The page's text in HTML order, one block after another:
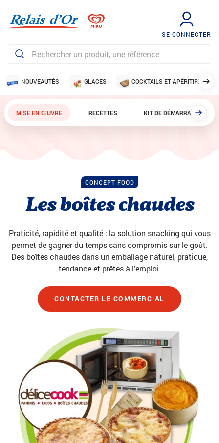
SE CONNECTER
NOUVEAUTÉS GLACES COCKTAILS ET APÉRITIFS
CONCEPT FOOD
Les boîtes chaudes
Praticité, rapidité et qualité : la solution snacking qui vous
permet de gagner du temps sans compromis sur le goût.
Des boîtes chaudes dans un emballage naturel, pratique,
tendance et prêtes à l'emploi.
CONTACTER LE COMMERCIAL
MISE EN ŒUVRE RECETTES KIT DE DÉMARRAGE